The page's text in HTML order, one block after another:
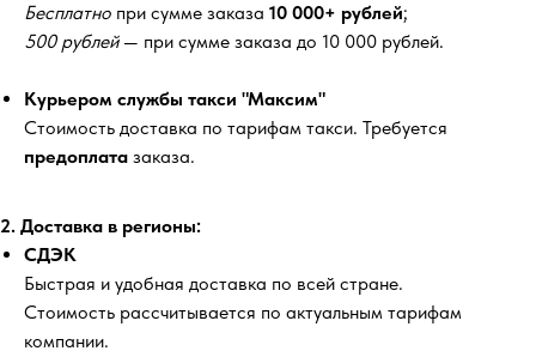
Бесплатно при сумме заказа 10 000+ рублей;
500 рублей— при сумме заказа до 10 000 рублей.
Курьером службы такси "Максим"
Стоимость доставка по тарифам такси. Требуется
предоплата заказа.
2. Доставка в регионы:
СДЭК
Быстрая и удобная доставка по всей стране.
Стоимость рассчитывается по актуальным тарифам
компании.